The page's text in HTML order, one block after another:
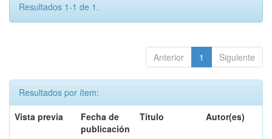
Resultados 1-1 de 1.
Anterior 1 Siguiente
Resultados por ítem:
Vista previa
Fecha de
publicación
Título Autor(es)